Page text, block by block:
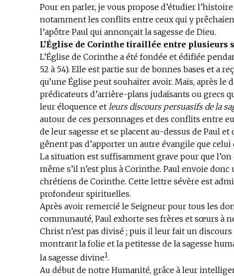
Pour en parler, je vous propose d’étudier
notamment les conflits entre ceux qui y
l’apôtre Paul qui annonçait la sagesse de Dieu.
L’Église de Corinthe tiraillée entre plusieurs
L’Église de Corinthe a été fondée et édifiée
52 à 54). Elle est partie sur de bonnes bases et a
qu’une Église peut souhaiter avoir. Mais, après le
prédicateurs d’arrière-plans judaïsants ou grecs
leur éloquence et leurs discours persuasifs de la
autour de ces personnages et des conflits entre
de leur sagesse et se placent au-dessus de Paul et
gênent pas d’apporter un autre évangile que celui
La situation est suffisamment grave pour que l’on
même s’il n’est plus à Corinthe. Paul envoie
chrétiens de Corinthe. Cette lettre sévère est
profondeur spirituelles.
Après avoir remercié le Seigneur pour tous les
communauté, Paul exhorte ses frères et sœurs à
Christ n’est pas divisé ; puis il leur fait un
montrant la folie et la petitesse de la sagesse
la sagesse divine1.
Au début de notre Humanité, grâce à leur